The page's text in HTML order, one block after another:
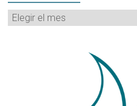
Archivos